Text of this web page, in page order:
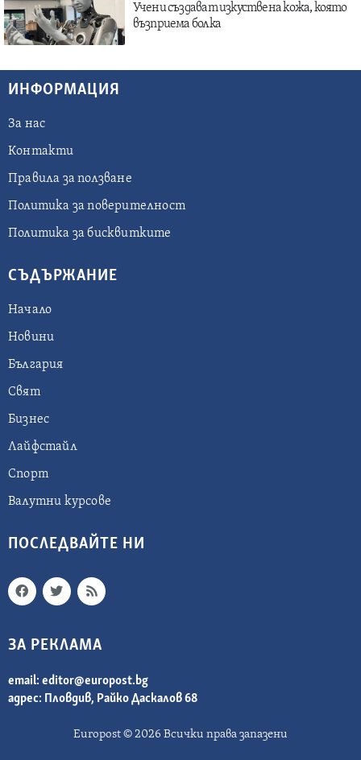
Учени създават изкуствена кожа, която
възприема болка
ИНФОРМАЦИЯ
За нас
Контакти
Правила за ползване
Политика за поверителност
Политика за бисквитките
СЪДЪРЖАНИЕ
Начало
Новини
България
Свят
Бизнес
Лайфстайл
Спорт
Валутни курсове
ПОСЛЕДВАЙТЕ НИ
ЗА РЕКЛАМА
email: editor@europost.bg
адрес: Пловдив, Райко Даскалов 68
Europost © 2026 Всички права запазени